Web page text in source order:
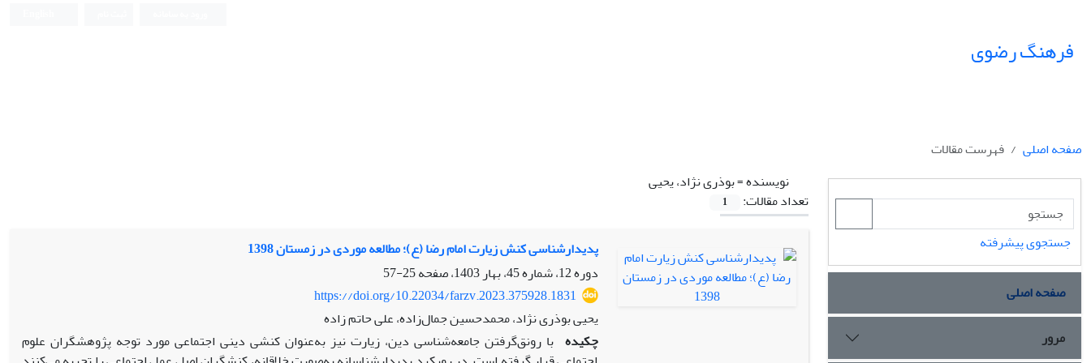
فرهنگ رضوی
صفحه اصلی
فهرست مقالات
نویسنده =بوذری نژاد، یحیی
تعداد مقالات:
1
پدیدارشناسی کنش زیارت امام رضا (ع)؛ مطالعه موردی در زمستان 1398
دوره 12، شماره 45، بهار 1403، صفحه
25-57
https://doi.org/10.22034/farzv.2023.375928.1831
یحیی بوذری نژاد، محمدحسین جمال‌زاده، علی حاتم زاده
چکیده با رونق‌گرفتن جامعه‌شناسی دین، زیارت نیز به‌عنوان کنشی دینی اجتماعی مورد توجه پژوهشگران علوم
جستجوی پیشرفته
صفحه اصلی
مرور